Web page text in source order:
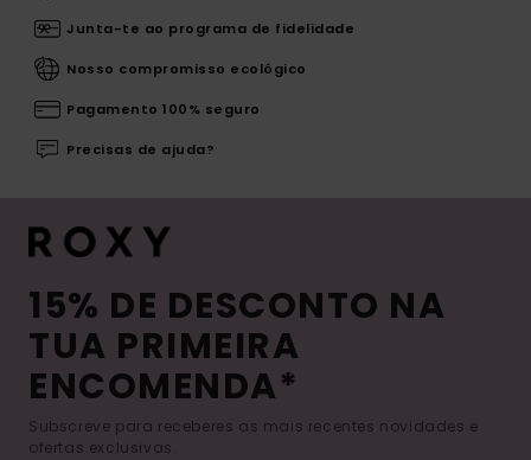
Junta-te ao programa de fidelidade
Nosso compromisso ecológico
Pagamento 100% seguro
Precisas de ajuda?
15% DE DESCONTO NA
TUA PRIMEIRA
ENCOMENDA*
Subscreve para receberes as mais recentes novidades e
ofertas exclusivas.